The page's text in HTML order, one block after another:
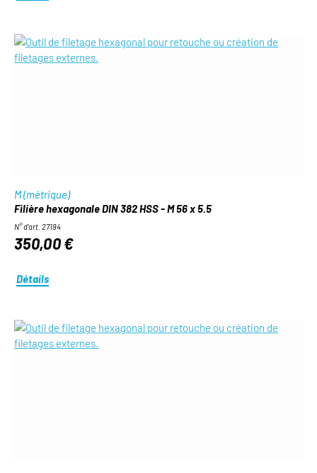
M (métrique)
Filière hexagonale DIN 382 HSS - M 56 x 5.5
N° d'art. 27194
350,00 €
Détails